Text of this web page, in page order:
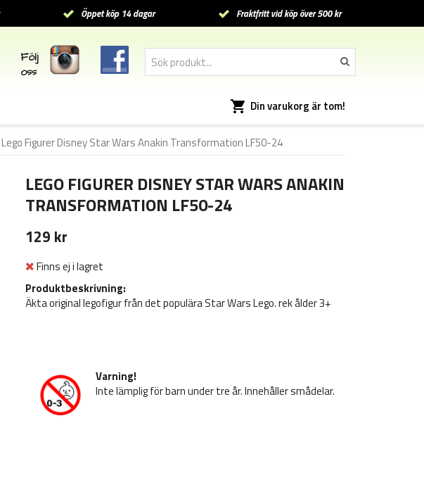
Öppet köp 14 dagar Fraktfritt vid köp över 500 kr
Följ
oss
Din varukorg är tom!
Lego Figurer Disney Star Wars Anakin Transformation LF50-24
LEGO FIGURER DISNEY STAR WARS ANAKIN
TRANSFORMATION LF50-24
129 kr
Finns ej i lagret
Produktbeskrivning:
Äkta original legofigur från det populära Star Wars Lego. rek ålder 3+
Varning!
Inte lämplig för barn under tre år. Innehåller smådelar.